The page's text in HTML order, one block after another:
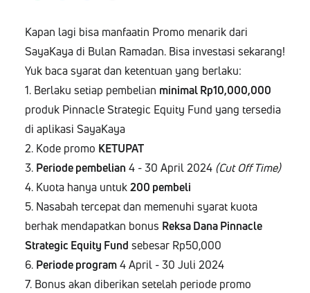
Kapan lagi bisa manfaatin Promo menarik dari
SayaKaya di Bulan Ramadan. Bisa investasi sekarang!
Yuk baca syarat dan ketentuan yang berlaku:
1. Berlaku setiap pembelian minimal Rp10,000,000
produk Pinnacle Strategic Equity Fund yang tersedia
di aplikasi SayaKaya
2. Kode promo KETUPAT
3. Periode pembelian 4 - 30 April 2024 (Cut Off Time)
4. Kuota hanya untuk200 pembeli
5. Nasabah tercepat dan memenuhi syarat kuota
berhak mendapatkan bonus Reksa Dana Pinnacle
Strategic Equity Fund sebesar Rp50,000
6. Periode program4 April - 30 Juli 2024
7. Bonus akan diberikan setelah periode promo